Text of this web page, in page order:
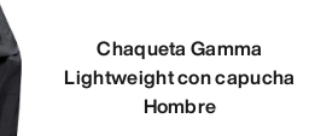
Chaqueta Gamma
Lightweight con capucha
Hombre